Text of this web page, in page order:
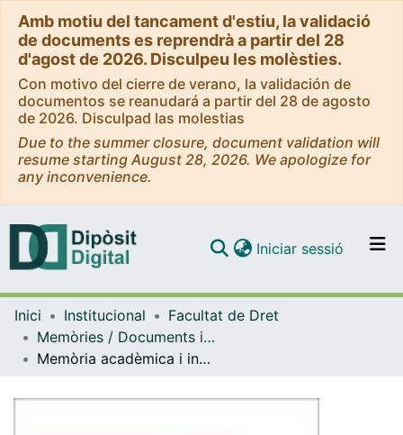
Amb motiu del tancament d'estiu, la validació
de documents es reprendrà a partir del 28
d'agost de 2026. Disculpeu les molèsties.
Con motivo del cierre de verano, la validación de
documentos se reanudará a partir del 28 de agosto
de 2026. Disculpad las molestias
Due to the summer closure, document validation will
resume starting August 28, 2026. We apologize for
any inconvenience.
Navega per tot el DD
Iniciar sessió (current)
Inici Institucional
Facultat de Dret
Memòries / Documents i informes (Facultat de Dret)
Memòria acadèmica i indicadors de qualitat. Curs 2014-2015. Facultat de Dret